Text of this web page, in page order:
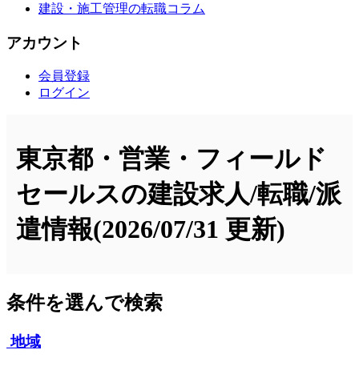
建設・施工管理の転職コラム
アカウント
会員登録
ログイン
東京都・営業・フィールド
セールスの建設求人/転職/派
遣情報(2026/07/31 更新)
条件を選んで検索
地域